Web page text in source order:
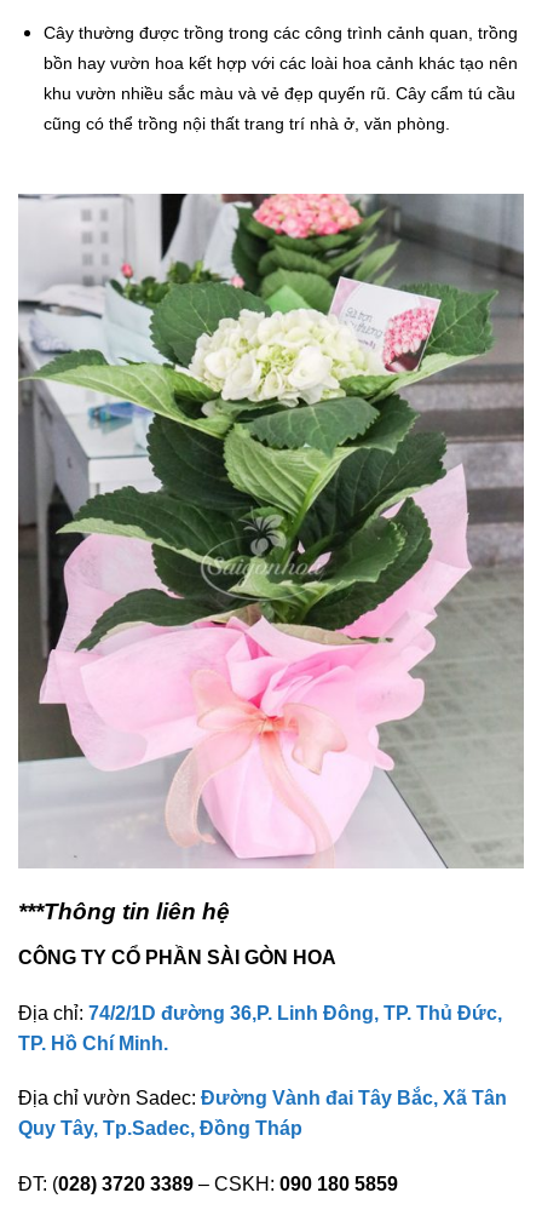
Cây thường được trồng trong các công trình cảnh quan, trồng
bồn hay vườn hoa kết hợp với các loài hoa cảnh khác tạo nên
khu vườn nhiều sắc màu và vẻ đẹp quyến rũ. Cây cẩm tú cầu
cũng có thể trồng nội thất trang trí nhà ở, văn phòng.
***Thông tin liên hệ
CÔNG TY CỔ PHẦN SÀI GÒN HOA
Địa chỉ: 74/2/1D đường 36,P. Linh Đông, TP. Thủ Đức,
TP. Hồ Chí Minh.
Địa chỉ vườn Sadec: Đường Vành đai Tây Bắc, Xã Tân
Quy Tây, Tp.Sadec, Đồng Tháp
ĐT: (028) 3720 3389 – CSKH: 090 180 5859